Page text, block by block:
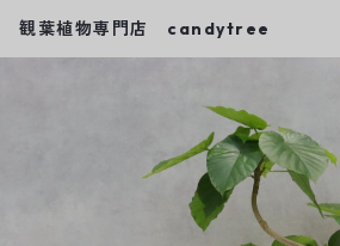
観葉植物専門店 candytree